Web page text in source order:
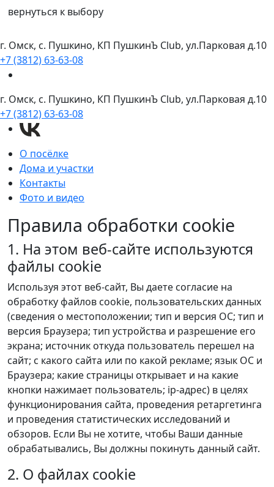
вернуться к выбору
г. Омск, с. Пушкино, КП ПушкинЪ Club, ул.Парковая д.10
+7 (3812) 63-63-08
г. Омск, с. Пушкино, КП ПушкинЪ Club, ул.Парковая д.10
+7 (3812) 63-63-08
О посёлке
Дома и участки
Контакты
Фото и видео
Правила обработки cookie
1. На этом веб-сайте используются
файлы cookie
Используя этот веб-сайт, Вы даете согласие на
обработку файлов cookie, пользовательских данных
(сведения о местоположении; тип и версия ОС; тип и
версия Браузера; тип устройства и разрешение его
экрана; источник откуда пользователь перешел на
сайт; с какого сайта или по какой рекламе; язык ОС и
Браузера; какие страницы открывает и на какие
кнопки нажимает пользователь; ip-адрес) в целях
функционирования сайта, проведения ретаргетинга
и проведения статистических исследований и
обзоров. Если Вы не хотите, чтобы Ваши данные
обрабатывались, Вы должны покинуть данный сайт.
2. О файлах cookie